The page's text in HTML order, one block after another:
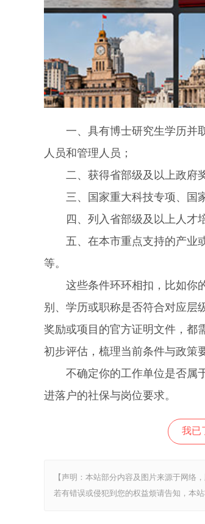
一、具有博士研究生学历并取
人员和管理人员；
二、获得省部级及以上政府奖
三、国家重大科技专项、国家
四、列入省部级及以上人才培
五、在本市重点支持的产业或
等。
这些条件环环相扣，比如你的
别、学历或职称是否符合对应层
奖励或项目的官方证明文件，都
初步评估，梳理当前条件与政策
不确定你的工作单位是否属于
进落户的社保与岗位要求。
我已
【声明：本站部分内容及图片来源于网络
若有错误或侵犯到您的权益烦请告知，本